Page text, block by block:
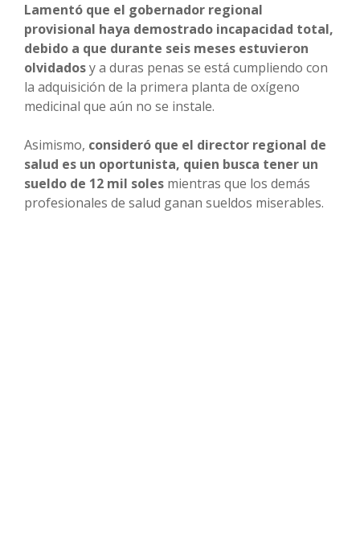
Lamentó que el gobernador regional
provisional haya demostrado incapacidad total,
debido a que durante seis meses estuvieron
olvidadosy a duras penas se está cumpliendo con
la adquisición de la primera planta de oxígeno
medicinal que aún no se instale.
Asimismo, consideró que el director regional de
salud es un oportunista, quien busca tener un
sueldo de 12 mil soles mientras que los demás
profesionales de salud ganan sueldos miserables.